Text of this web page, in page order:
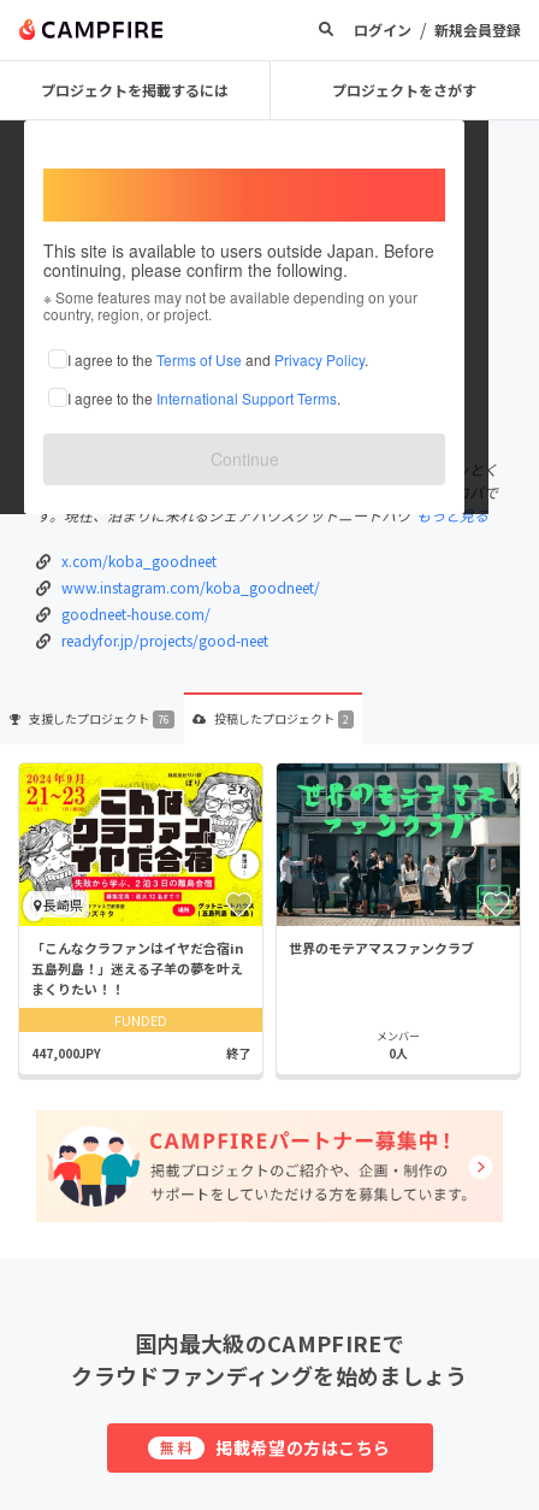
ログイン / 新規会員登録
プロジェクトを掲載するには プロジェクトをさがす
This site is available to users outside Japan. Before
continuing, please confirm the following.
※ Some features may not be available depending on your
country, region, or project.
I agree to the Terms of Use and Privacy Policy.
I agree to the International Support Terms.
Continue
koba_goodneet
これまでに76回支援して2件のプロジェクトを投稿しています
在住国：日本 現在地：長崎県
出身国：日本 出身地：宮城県
長崎県の端っこ、五島列島の福江島で「グッとくるニートが、グッとく
る世界をつくる」をテーマにグットニートカンパニーをしているコバで
す。現在、泊まりに来れるシェアハウスグットニートハウ もっと見る
x.com/koba_goodneet
www.instagram.com/koba_goodneet/
goodneet-house.com/
readyfor.jp/projects/good-neet
支援したプロジェクト 76 投稿したプロジェクト 2
長崎県
「こんなクラファンはイヤだ合宿in
五島列島！」迷える子羊の夢を叶え
まくりたい！！
FUNDED
447,000JPY 終了
世界のモテアマスファンクラブ
メンバー
0人
国内最大級のCAMPFIREで
クラウドファンディングを始めましょう
無料 掲載希望の方はこちら